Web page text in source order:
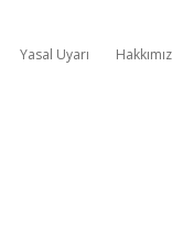
Yasal Uyarı